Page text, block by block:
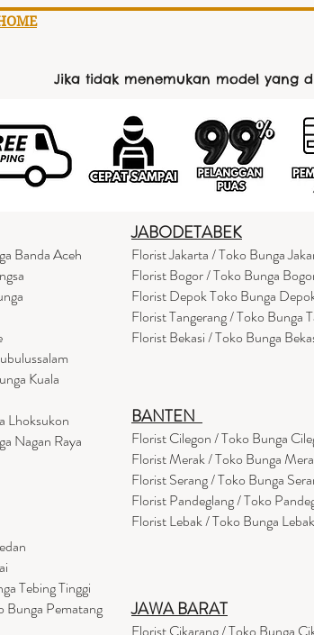
Jika tidak menemukan model yang
Banda Aceh
Kuala
Lhoksukon
Nagan Raya
Tebing Tinggi
Bunga Pematang
JABODETABEK
Florist Jakarta / Toko Bunga
Florist Bogor / Toko Bunga
Florist Depok Toko Bunga
Florist Tangerang / Toko Bunga
Florist Bekasi / Toko Bunga
BANTEN
Florist Cilegon / Toko Bunga
Florist Merak / Toko Bunga
Florist Serang / Toko Bunga
Florist Pandeglang / Toko
Florist Lebak / Toko Bunga Lebak
JAWA BARAT